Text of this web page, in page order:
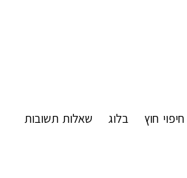
חיפוי חוץ בלוג שאלות תשובות